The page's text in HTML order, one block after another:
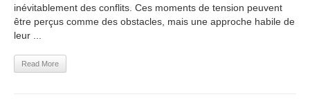
inévitablement des conflits. Ces moments de tension peuvent
être perçus comme des obstacles, mais une approche habile de
leur ...
Read More